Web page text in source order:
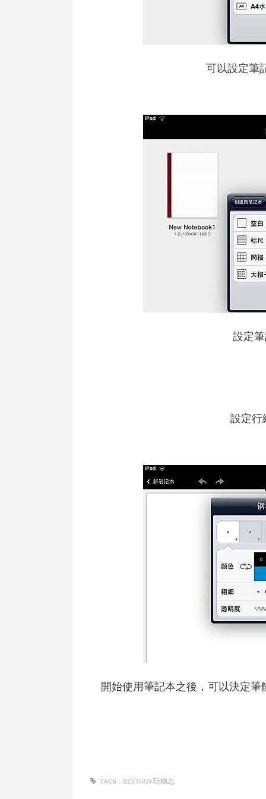
可以設定筆
設定
設定行
開始使用筆記本之後，可以決定
TAGS : BESTGUY玩物志